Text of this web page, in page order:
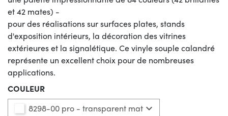
et 42 mates) -
pour des réalisations sur surfaces plates, stands
d'exposition intérieurs, la décoration des vitrines
extérieures et la signalétique. Ce vinyle souple calandré
représente un excellent choix pour de nombreuses
applications.
COULEUR
8298-00 pro - transparent mat 